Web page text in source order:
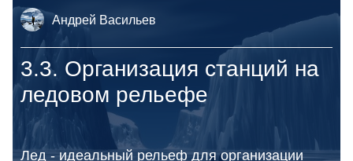
Андрей Васильев
3.3. Организация станций на
ледовом рельефе
Лед - идеальный рельеф для организации